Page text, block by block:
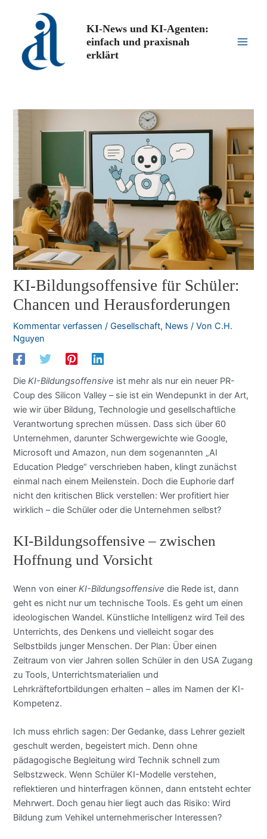
springen
KI-News und KI-Agenten:
einfach und praxisnah
erklärt
KI-Bildungsoffensive für Schüler:
Chancen und Herausforderungen
Kommentar verfassen /Gesellschaft, News / VonC.H.
Nguyen
DieKI-Bildungsoffensive ist mehr als nur ein neuer PR-
Coup des Silicon Valley – sie ist ein Wendepunkt in der Art,
wie wir über Bildung, Technologie und gesellschaftliche
Verantwortung sprechen müssen. Dass sich über 60
Unternehmen, darunter Schwergewichte wie Google,
Microsoft und Amazon, nun dem sogenannten „AI
Education Pledge“ verschrieben haben, klingt zunächst
einmal nach einem Meilenstein. Doch die Euphorie darf
nicht den kritischen Blick verstellen: Wer profitiert hier
wirklich – die Schüler oder die Unternehmen selbst?
KI-Bildungsoffensive – zwischen
Hoffnung und Vorsicht
Wenn von einerKI-Bildungsoffensive die Rede ist, dann
geht es nicht nur um technische Tools. Es geht um einen
ideologischen Wandel. Künstliche Intelligenz wird Teil des
Unterrichts, des Denkens und vielleicht sogar des
Selbstbilds junger Menschen. Der Plan: Über einen
Zeitraum von vier Jahren sollen Schüler in den USA Zugang
zu Tools, Unterrichtsmaterialien und
Lehrkräftefortbildungen erhalten – alles im Namen der KI-
Kompetenz.
Ich muss ehrlich sagen: Der Gedanke, dass Lehrer gezielt
geschult werden, begeistert mich. Denn ohne
pädagogische Begleitung wird Technik schnell zum
Selbstzweck. Wenn Schüler KI-Modelle verstehen,
reflektieren und hinterfragen können, dann entsteht echter
Mehrwert. Doch genau hier liegt auch das Risiko: Wird
Bildung zum Vehikel unternehmerischer Interessen?